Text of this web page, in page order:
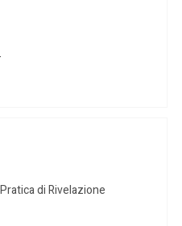
di Rivelazione